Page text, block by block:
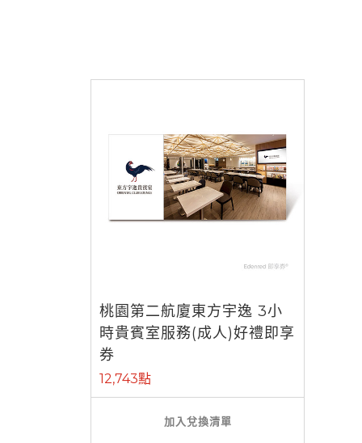
桃園第二航廈東方宇逸 3小
時貴賓室服務(成人)好禮即享
券
12,743點
加入兌換清單